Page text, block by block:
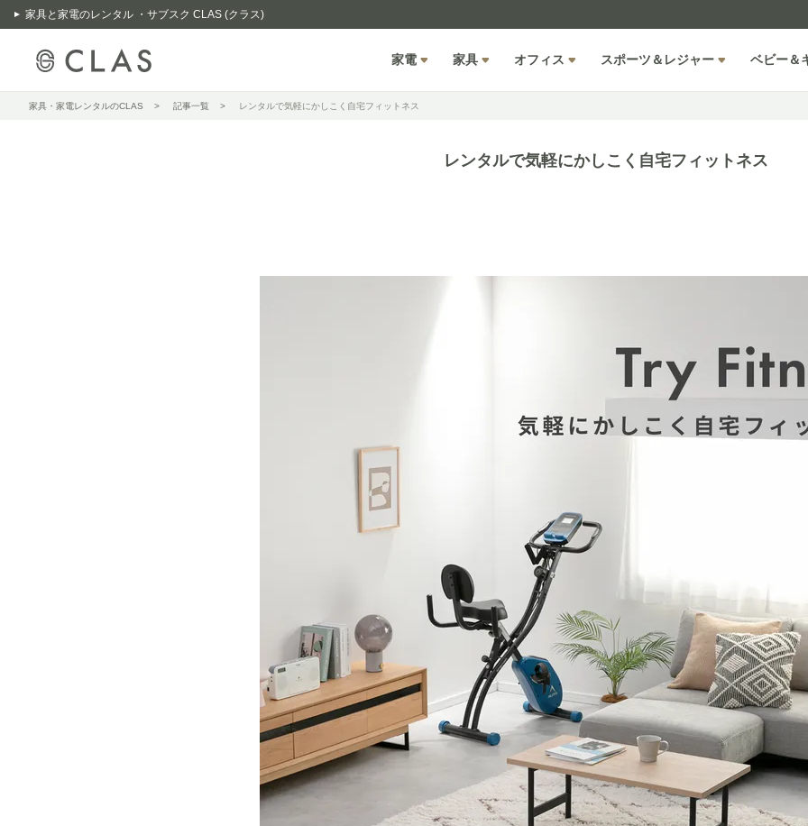
家具と家電のレンタル ・サブスク CLAS (クラス)
家電 家具 オフィス スポーツ＆レジャー ベビー＆
家具・家電レンタルのCLAS 記事一覧 レンタルで気軽にかしこく自宅フィットネス
レンタルで気軽にかしこく自宅フィットネス